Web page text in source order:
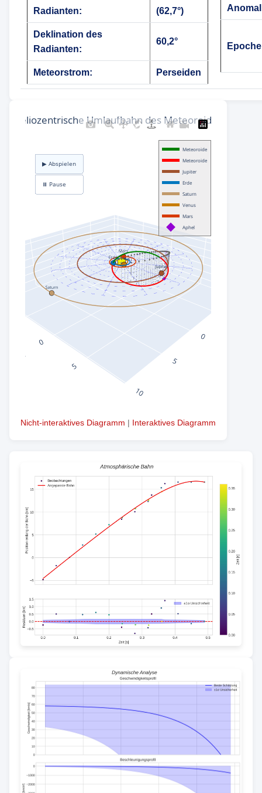
Radianten:
(62,7°)
Deklination des
Radianten:
60,2°
Meteorstrom: Perseiden
Nicht-interaktives Diagramm | Interaktives Diagramm